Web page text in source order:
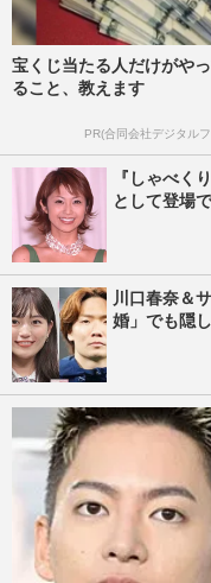
宝くじ当たる人だけがや
ること、教えます
PR(合同会社デジタル
『しゃべく
として登場
川口春奈＆
婚」でも隠